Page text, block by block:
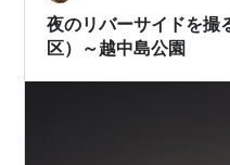
夜のリバーサイドを
区）～越中島公園